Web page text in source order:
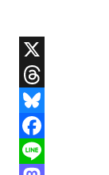
X
T
h
r
B
F